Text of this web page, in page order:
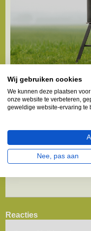
Copyright © Het is ten
bovenstaande tekst te
Wel mag deze informatie
Mits de volgende
geplaatst wordt:
http://www.melkbusshop.nl/
Dit geldt voor alle
Reacties
Wij gebruiken cookies
We kunnen deze plaatsen
onze website te verbeteren,
geweldige website-ervaring te
Nee, pas aan